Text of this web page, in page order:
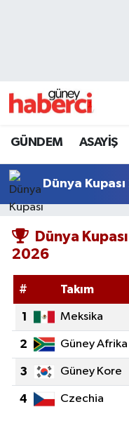
GÜNDEM ASAYİŞ
Dünya
Dünya Kupası
2026
# Takım
1 Meksika
2 Güney Afrika
3 Güney Kore
4 Czechia
Beyoğlu Trafik
Son Dakika
Haber Arşivi